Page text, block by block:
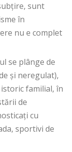
sunt
în
nu e complet
se plânge de
și neregulat),
familial, în
de
cu
sportivi de